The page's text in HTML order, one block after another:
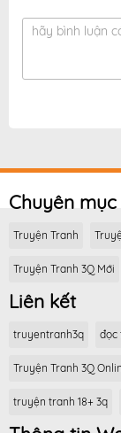
hãy bình luận
Chuyên mục
Truyện Tranh
Truyện Tranh 3Q Mới
Liên kết
truyentranh3q đọc
Truyện Tranh 3Q
truyện tranh 18+ 3q